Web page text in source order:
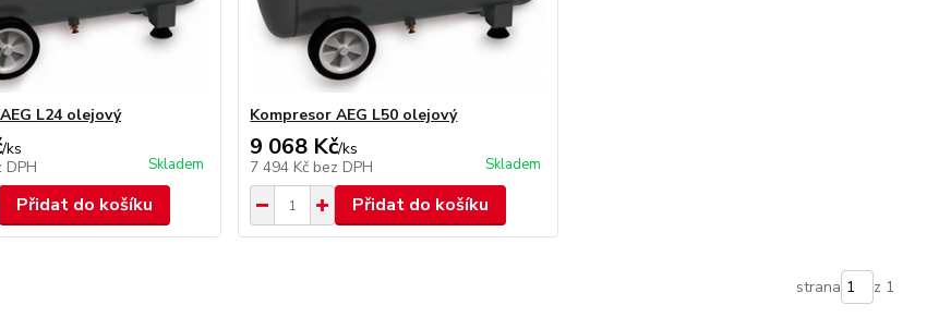
L24 olejový
/ks
DPH Skladem
Přidat do košíku
Kompresor AEG L50 olejový
9 068 Kč/ks
7 494 Kč bez DPH Skladem
Přidat do košíku
strana z 1